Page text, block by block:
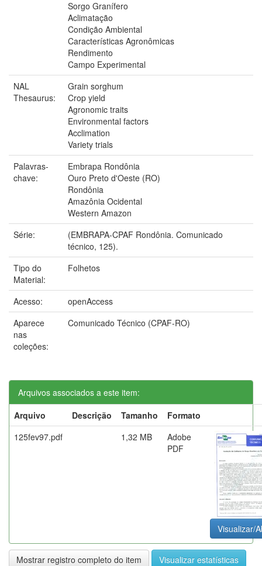
Sorgo Granífero
Aclimatação
Condição Ambiental
Características Agronômicas
Rendimento
Campo Experimental
NAL
Thesaurus:
Grain sorghum
Crop yield
Agronomic traits
Environmental factors
Acclimation
Variety trials
Palavras-
chave:
Embrapa Rondônia
Ouro Preto d'Oeste (RO)
Rondônia
Amazônia Ocidental
Western Amazon
Série:
(EMBRAPA-CPAF Rondônia. Comunicado
técnico, 125).
Tipo do
Material:
Folhetos
Acesso:
openAccess
Aparece
nas
coleções:
Comunicado Técnico (CPAF-RO)
Arquivos associados a este item:
Arquivo
Descrição Tamanho
Formato
125fev97.pdf
1,32 MB
Adobe
PDF
Visualizar/
Mostrar registro completo do item Visualizar estatísticas